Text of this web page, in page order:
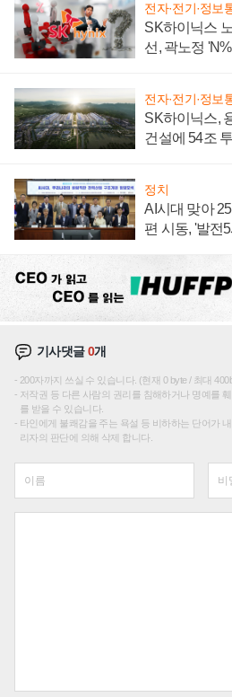
전자·전기·정보
SK하이닉스
선, 곽노정
전자·전기·정보
SK하이닉스,
건설에 54조
정치
AI시대 맞아
편 시동, '발전
기사댓글0개
200자까지 쓰실 수 있습니다. (현재 0 byte / 최대
저작권 등 다른 사람의 권리를 침해하거나 명예를
를 받을 수 있습니다.
타인에게 불쾌감을 주는 욕설 등 비하하는 단어가
리자의 판단에 의해 삭제 합니다.